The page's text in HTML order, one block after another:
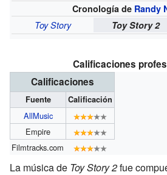
Cronología de Randy
Toy Story
Toy Story 2
Calificaciones
Calificaciones
Fuente Calificación
AllMusic
Empire
Filmtracks.com
La música de Toy Story 2fue